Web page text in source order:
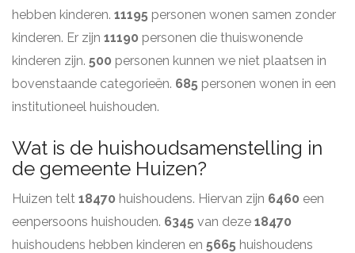
hebben kinderen. 11195 personen wonen samen zonder
kinderen. Er zijn 11190 personen die thuiswonende
kinderen zijn. 500 personen kunnen we niet plaatsen in
bovenstaande categorieën. 685 personen wonen in een
institutioneel huishouden.
Wat is de huishoudsamenstelling in
de gemeente Huizen?
Huizen telt 18470 huishoudens. Hiervan zijn 6460 een
eenpersoons huishouden. 6345 van deze 18470
huishoudens hebben kinderen en 5665 huishoudens